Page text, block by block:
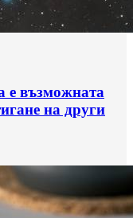
е възможната
на други